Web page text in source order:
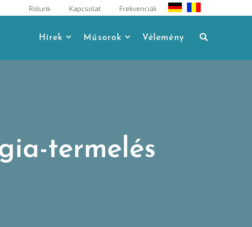
Rólunk Kapcsolat Frekvenciák
Hírek Műsorok Vélemény
termelés